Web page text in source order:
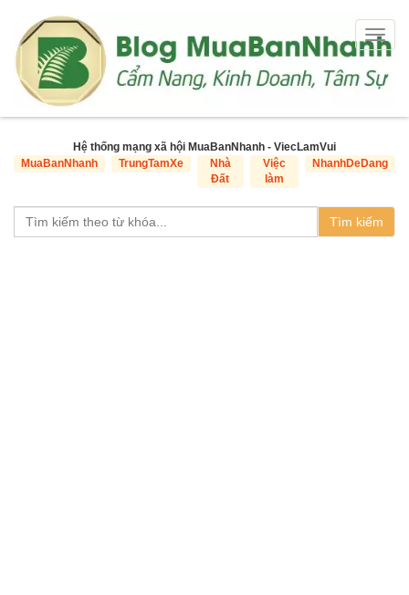
Hệ thống mạng xã hội MuaBanNhanh - ViecLamVui
MuaBanNhanh
TrungTamXe
Nhà
Đất
Việc
làm
NhanhDeDang
Tìm kiếm